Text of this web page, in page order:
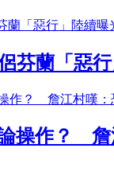
芬蘭「惡
操作？ 詹